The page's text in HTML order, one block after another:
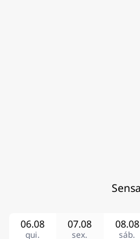
qui.
06.08
sex.
07.08
sáb.
08.08